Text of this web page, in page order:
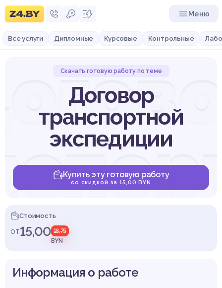
Меню
Все услуги Дипломные Курсовые Контрольные
Скачать готовую работу по теме
Договор
транспортной
экспедиции
Купить эту готовую работу
со скидкой за 15,00 BYN
Стоимость
от15,00 18,75
BYN
Информация о работе